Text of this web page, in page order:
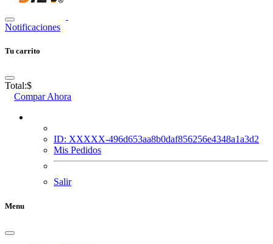
Notificaciones
Tu carrito
Total:$
Compar Ahora
ID: XXXXX-496d653aa8b0daf856256e4348a1a3d2
Mis Pedidos
Salir
Menu